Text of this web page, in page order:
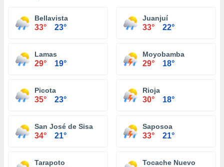
Bellavista
33° 23°
Juanjuí
33° 22°
Lamas
29° 19°
Moyobamba
29° 18°
Picota
35° 23°
Rioja
30° 18°
San José de Sisa
34° 21°
Saposoa
33° 21°
Tarapoto Tocache Nuevo